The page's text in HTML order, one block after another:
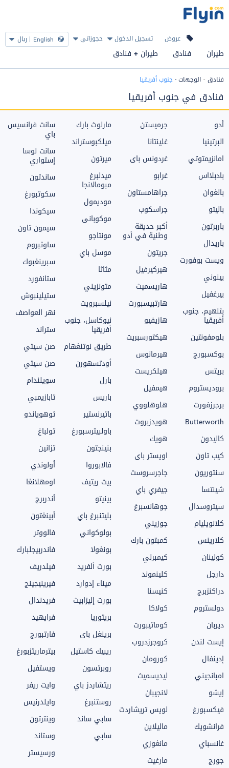
عروض تسجيل الدخول حجوزاتي English
| ريال
طيران فنادق طيران + فنادق
فنادق الوجهات-جنوب أفريقيا
فنادق في جنوب أفريقيا
أدو
البرتينيا
امانزيمتوتي
بادبلااس
بالغوان
باليتو
باربرتون
باريدال
ويست بوفورت
بينوني
بيرغفيل
بثلهيم، جنوب
أفريقيا
بلومفونتين
بوكسبورج
بريتس
بروديستروم
برجرزفورت
Butterworth
كاليدون
كيب تاون
سنتوريون
شينتسا
سيتروسدال
كلانويليام
كلارينس
كولينان
دارجل
دراكنزبرج
دولستروم
ديربان
إيست لندن
إدينفال
امبانجيني
إيشو
فيكسبورغ
فرانشويك
غانسباي
جورج
جرميستن
غلينتانا
غردونس باى
غرابو
جراهامستاون
جراسكوب
أكبر حديقة
وطنية في أدو
جريتون
هيركيرفيل
هاريسميث
هارتبيسبورت
هازيفيو
هيكتورسبريت
هيرمانوس
هيلكريست
هيمفيل
هلوهلووي
هويدزبروت
هويك
اويستر باى
جاجرسروست
جيفري باي
جوهانسبرغ
جوزيني
كمبتون بارك
كيمبرلي
كلينموند
كنيسنا
كولاكا
كوماتيبورت
كروجرزدروب
كورومان
ليديسميث
لانجيبان
لويس تريشاردت
ماليلاين
مانغوزي
مارغيت
مارلوث بارك
ميلكبوستراند
ميرتون
ميدلبرغ
مبومالانجا
موديمول
موكوبانى
مونتاجو
موسل باي
مثاثا
متونزيني
نيلسبرويت
نيوكاسل، جنوب
أفريقيا
طريق نوتنغهام
أودتسهورن
بارل
باريس
باتيرنستير
باولبيترسبورغ
بنينجتون
فالابوروا
بيت ريتيف
بينيتو
بليتنبرغ باي
بولوكواني
بونغولا
بورت ألفريد
ميناء إدوارد
بورت إليزابيث
بريتوريا
برينغل باى
ريبيك كاستيل
روبرتسون
ريتشاردز باي
روستنبرغ
سابي ساند
سابي
سانت فرانسيس
باي
سانت لوسا
إستواري
ساندتون
سكوتبورغ
سيكوندا
سيمون تاون
ساوثبروم
سبرينغبوك
ستانفورد
ستيلينبوش
نهر العواصف
ستراند
صن سيتي
صن سيتي
سويلندام
تابازيمبي
ثوهوياندو
تولباغ
تزانين
أولوندي
اومهلانغا
أندربرج
أبينغتون
فالووتر
فاندربيجلبارك
فيلدريف
فيرينيجينج
فريدندال
فرايهيد
فارتبورج
بيترماريتزبورغ
ويستفيل
وايت ريفر
وايلدرنيس
وينترتون
وستاند
ورسيستر